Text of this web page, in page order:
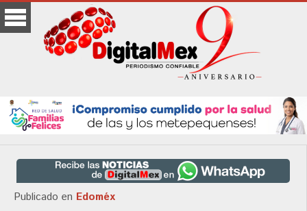
Publicado en Edoméx